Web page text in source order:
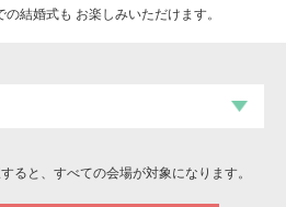
の結婚式も お楽しみいただけます。
ると、すべての会場が対象になります。